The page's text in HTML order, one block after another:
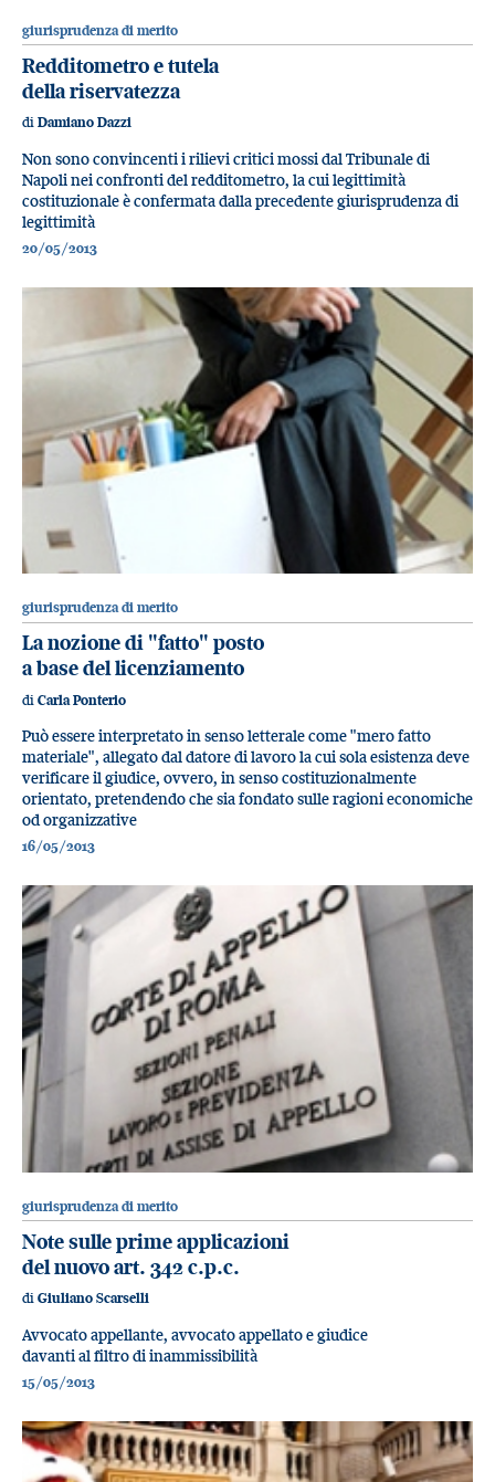
giurisprudenza di merito
Redditometro e tutela
della riservatezza
di Damiano Dazzi
Non sono convincenti i rilievi critici mossi dal Tribunale di
Napoli nei confronti del redditometro, la cui legittimità
costituzionale è confermata dalla precedente giurisprudenza di
legittimità
20/05/2013
giurisprudenza di merito
La nozione di "fatto" posto
a base del licenziamento
di Carla Ponterio
Può essere interpretato in senso letterale come "mero fatto
materiale", allegato dal datore di lavoro la cui sola esistenza deve
verificare il giudice, ovvero, in senso costituzionalmente
orientato, pretendendo che sia fondato sulle ragioni economiche
od organizzative
16/05/2013
giurisprudenza di merito
Note sulle prime applicazioni
del nuovo art. 342 c.p.c.
di Giuliano Scarselli
Avvocato appellante, avvocato appellato e giudice
davanti al filtro di inammissibilità
15/05/2013